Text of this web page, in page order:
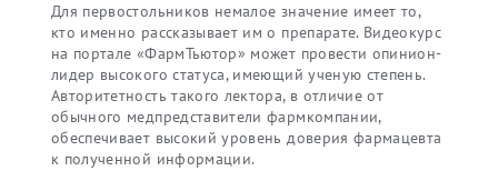
Для первостольников немалое значение имеет то,
кто именно рассказывает им о препарате. Видеокурс
на портале «ФармТьютор» может провести опинион-
лидер высокого статуса, имеющий ученую степень.
Авторитетность такого лектора, в отличие от
обычного медпредставители фармкомпании,
обеспечивает высокий уровень доверия фармацевта
к полученной информации.